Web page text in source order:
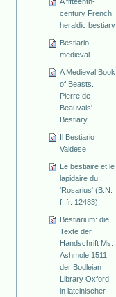
century French
heraldic bestiary
Bestiario
medieval
A Medieval Book
of Beasts.
Pierre de
Beauvais'
Bestiary
Il Bestiario
Valdese
Le bestiaire et le
lapidaire du
'Rosarius' (B.N.
f. fr. 12483)
Bestiarium: die
Texte der
Handschrift Ms.
Ashmole 1511
der Bodleian
Library Oxford
in lateinischer